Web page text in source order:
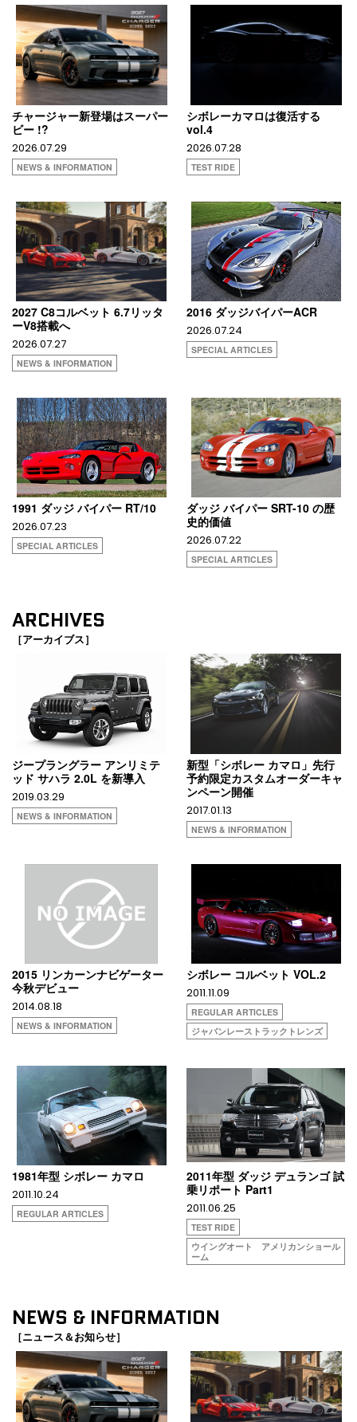
チャージャー新登場はスーパー
ビー !?
2026.07.29
NEWS & INFORMATION
シボレーカマロは復活する
vol.4
2026.07.28
TEST RIDE
2027 C8コルベット 6.7リッタ
ーV8搭載へ
2026.07.27
NEWS & INFORMATION
2016 ダッジバイパーACR
2026.07.24
SPECIAL ARTICLES
1991 ダッジ バイパー RT/10
2026.07.23
SPECIAL ARTICLES
ダッジ バイパー SRT-10 の歴
史的価値
2026.07.22
SPECIAL ARTICLES
ARCHIVES
［アーカイブス］
ジープラングラー アンリミテ
ッド サハラ 2.0L を新導入
2019.03.29
NEWS & INFORMATION
新型「シボレー カマロ」先行
予約限定カスタムオーダーキャ
ンペーン開催
2017.01.13
NEWS & INFORMATION
2015 リンカーンナビゲーター
今秋デビュー
2014.08.18
NEWS & INFORMATION
シボレー コルベット VOL.2
2011.11.09
REGULAR ARTICLES
ジャパンレーストラックトレンズ
1981年型 シボレー カマロ
2011.10.24
REGULAR ARTICLES
2011年型 ダッジ デュランゴ 試
乗リポート Part1
2011.06.25
TEST RIDE
ウイングオート アメリカンショール
ーム
NEWS & INFORMATION
［ニュース＆お知らせ］